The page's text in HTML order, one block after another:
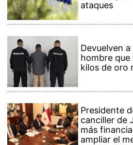
ataques
Devuelven
hombre
kilos de oro
Presidente
canciller de
más
ampliar el